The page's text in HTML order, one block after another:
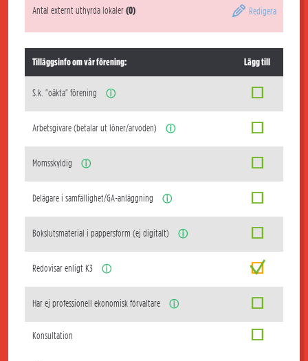
Antal externt uthyrda lokaler(0) Redigera
Tilläggsinfo om vår förening: Lägg till
S.k. "oäkta" förening ⓘ
Arbetsgivare (betalar ut löner/arvoden) ⓘ
Momsskyldig ⓘ
Delägare i samfällighet/GA-anläggning ⓘ
Bokslutsmaterial i pappersform (ej digitalt) ⓘ
Redovisar enligt K3 ⓘ
Har ej professionell ekonomisk förvaltare ⓘ
Konsultation